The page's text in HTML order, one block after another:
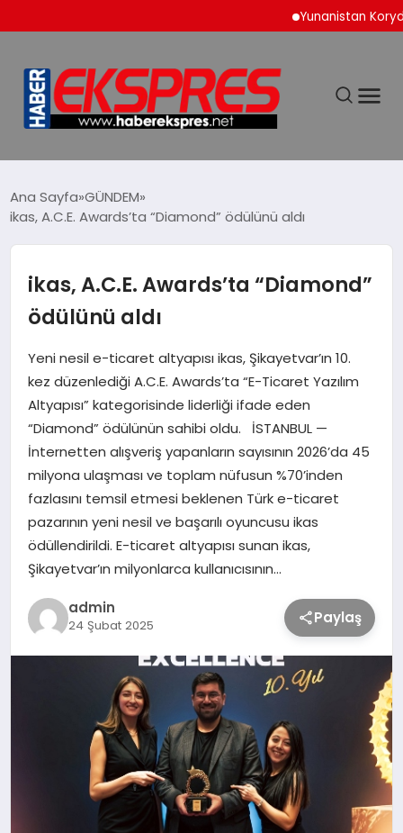
Yunanistan Korydallos
SİYASET
YAŞAM
TEKNOLOJİ
SAĞLIK
MAGAZİN
EĞİTİM
Ana Sayfa GÜNDEM
ikas, A.C.E. Awards’ta “Diamond” ödülünü aldı
ikas, A.C.E. Awards’ta “Diamond”
ödülünü aldı
Yeni nesil e-ticaret altyapısı ikas, Şikayetvar’ın 10.
kez düzenlediği A.C.E. Awards’ta “E-Ticaret Yazılım
Altyapısı” kategorisinde liderliği ifade eden
“Diamond” ödülünün sahibi oldu. İSTANBUL —
İnternetten alışveriş yapanların sayısının 2026’da 45
milyona ulaşması ve toplam nüfusun %70’inden
fazlasını temsil etmesi beklenen Türk e-ticaret
pazarının yeni nesil ve başarılı oyuncusu ikas
ödüllendirildi. E-ticaret altyapısı sunan ikas,
Şikayetvar’ın milyonlarca kullanıcısının…
admin
24 Şubat 2025 Paylaş